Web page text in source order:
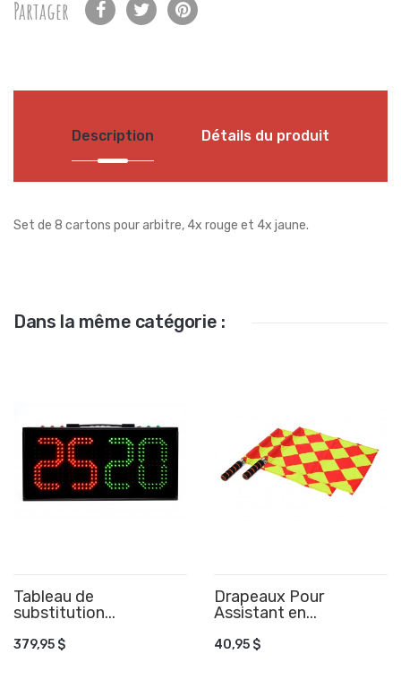
Partager
Description Détails du produit
Set de 8 cartons pour arbitre, 4x rouge et 4x jaune.
Dans la même catégorie :
Tableau de
substitution...
379,95 $
AJOUTER AU PANIER
Drapeaux Pour
Assistant en...
40,95 $
AJOUTER AU PANIER